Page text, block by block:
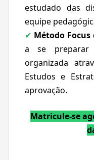
estudado das
equipe
✔ Método Focus
a se preparar
organizada
Estudos e
aprovação.
Matricule-se